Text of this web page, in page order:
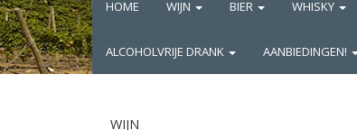
HOME WIJN BIER WHISKY
ALCOHOLVRIJE DRANK AANBIEDINGEN!
WIJN